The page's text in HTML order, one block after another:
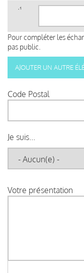
1)
Pour compléter les
pas public.
Code Postal
Je suis...
Votre présentation